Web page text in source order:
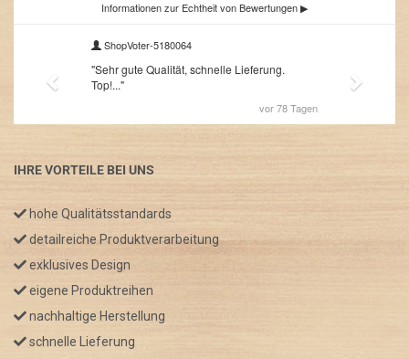
IHRE VORTEILE BEI UNS
hohe Qualitätsstandards
detailreiche Produktverarbeitung
exklusives Design
eigene Produktreihen
nachhaltige Herstellung
schnelle Lieferung